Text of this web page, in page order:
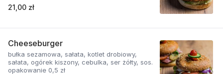
21,00 zł
Cheeseburger
bułka sezamowa, sałata, kotlet drobiowy,
sałata, ogórek kiszony, cebulka, ser żółty, sos.
opakowanie 0,5 zł